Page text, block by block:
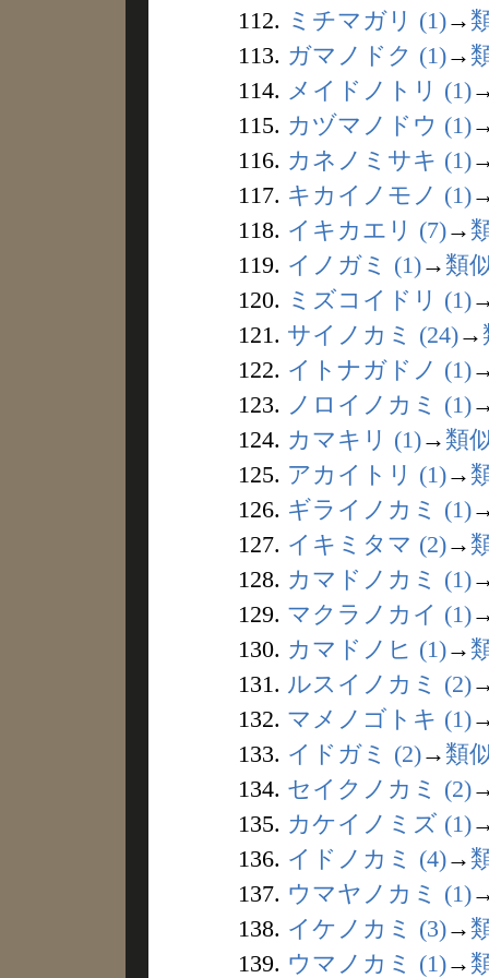
112. ミチマガリ (1)→
113. ガマノドク (1)→
114. メイドノトリ (1)
115. カヅマノドウ (1)
116. カネノミサキ (1)
117. キカイノモノ (1)
118. イキカエリ (7)→
119. イノガミ (1)→ 類
120. ミズコイドリ (1)
121. サイノカミ (24)→
122. イトナガドノ (1)
123. ノロイノカミ (1)
124. カマキリ (1)→ 類
125. アカイトリ (1)→
126. ギライノカミ (1)
127. イキミタマ (2)→
128. カマドノカミ (1)
129. マクラノカイ (1)
130. カマドノヒ (1)→
131. ルスイノカミ (2)
132. マメノゴトキ (1)
133. イドガミ (2)→ 類
134. セイクノカミ (2)
135. カケイノミズ (1)
136. イドノカミ (4)→
137. ウマヤノカミ (1)
138. イケノカミ (3)→
139. ウマノカミ (1)→